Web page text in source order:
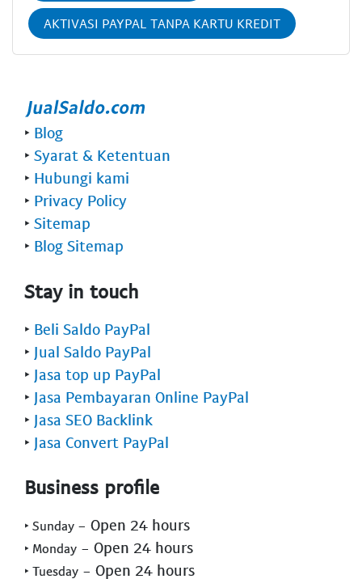
AKTIVASI PAYPAL TANPA KARTU KREDIT
‣ Blog
‣ Syarat & Ketentuan
‣ Hubungi kami
‣ Privacy Policy
‣ Sitemap
‣ Blog Sitemap
Stay in touch
‣ Beli Saldo PayPal
‣ Jual Saldo PayPal
‣ Jasa top up PayPal
‣ Jasa Pembayaran Online PayPal
‣ Jasa SEO Backlink
‣ Jasa Convert PayPal
Business profile
‣ Sunday - Open 24 hours
‣ Monday - Open 24 hours
‣ Tuesday - Open 24 hours